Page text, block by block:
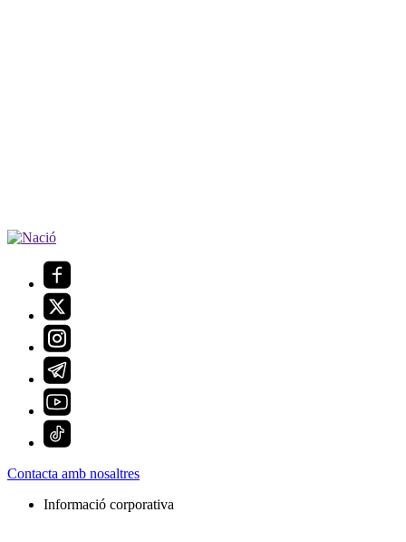
Contacta amb nosaltres
Informació corporativa